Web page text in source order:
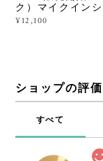
ク）マイクイン
¥12,100
ショップの評価
すべて